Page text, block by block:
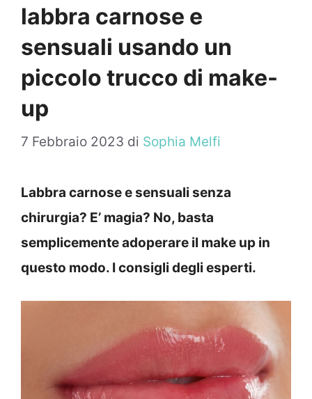
labbra carnose e
sensuali usando un
piccolo trucco di make-
up
7 Febbraio 2023 di Sophia Melfi
Labbra carnose e sensuali senza
chirurgia? E’ magia? No, basta
semplicemente adoperare il make up in
questo modo. I consigli degli esperti.